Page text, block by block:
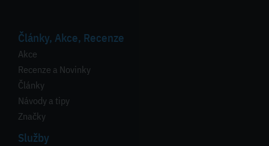
Články, Akce, Recenze
Akce
Recenze a Novinky
Články
Návody a tipy
Značky
Služby